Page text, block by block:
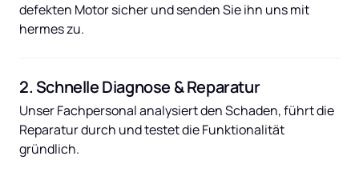
defekten Motor sicher und senden Sie ihn uns mit
hermes zu.
2. Schnelle Diagnose & Reparatur
Unser Fachpersonal analysiert den Schaden, führt die
Reparatur durch und testet die Funktionalität
gründlich.